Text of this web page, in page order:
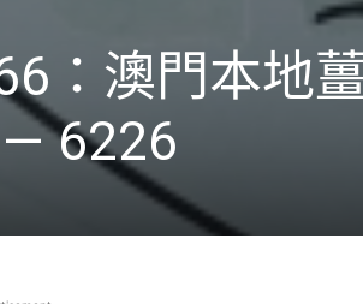
：澳門本地
6226